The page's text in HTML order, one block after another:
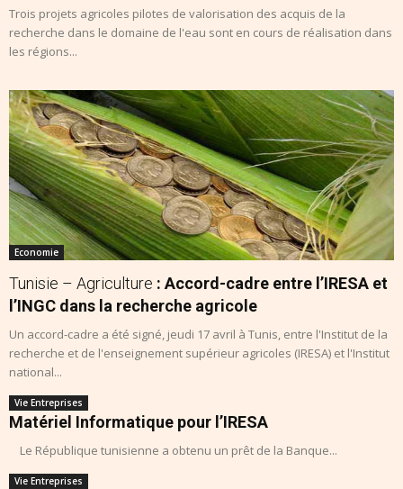
Trois projets agricoles pilotes de valorisation des acquis de la
recherche dans le domaine de l'eau sont en cours de réalisation dans
les régions...
Economie
Tunisie – Agriculture : Accord-cadre entre l’IRESA et
l’INGC dans la recherche agricole
Un accord-cadre a été signé, jeudi 17 avril à Tunis, entre l'Institut de la
recherche et de l'enseignement supérieur agricoles (IRESA) et l'Institut
national...
Vie Entreprises
Matériel Informatique pour l’IRESA
Le République tunisienne a obtenu un prêt de la Banque...
Vie Entreprises